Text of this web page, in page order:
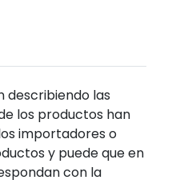
describiendo las
los productos han
importadores o
y puede que en
con la